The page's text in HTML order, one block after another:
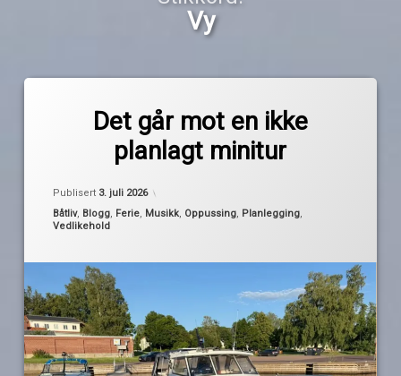
Vy
Det går mot en ikke
planlagt minitur
Publisert 3. juli 2026
Kategorier:
Båtliv, Blogg, Ferie, Musikk, Oppussing, Planlegging,
Vedlikehold
Oslofjorden
overnatting
sunniva
TheWarning
tog
togtur
Vy